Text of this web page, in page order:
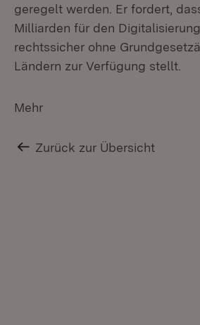
geregelt werden. Er fordert,
Milliarden für den
rechtssicher ohne
Ländern zur Verfügung stellt.
Mehr
Zurück zur Übersicht